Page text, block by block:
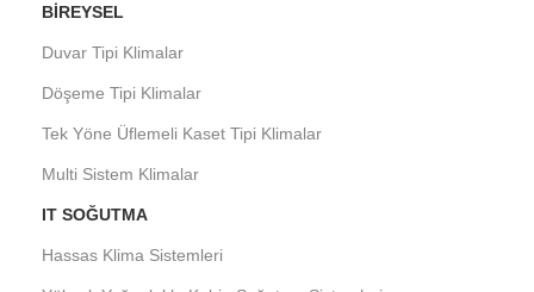
BIREYSEL
Duvar Tipi Klimalar
Döşeme Tipi Klimalar
Tek Yöne Üflemeli Kaset Tipi Klimalar
Multi Sistem Klimalar
IT SOĞUTMA
Hassas Klima Sistemleri